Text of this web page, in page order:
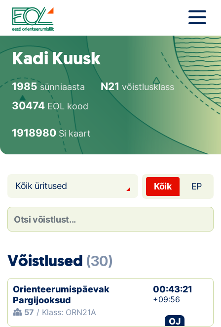
Liigu
sisu
juurde
Uudised
Orienteerujale
Eesti Orienteerumine 100!
Toetamine
Loha
Galerii
Kaardid
Kadi Kuusk
1985sünniaasta N21 võistlusklass
30474 EOL kood
1918980 Si kaart
Kõik üritused Kõik EP
Võistlused (30)
Orienteerumispäevak
Pargijooksud
57 / Klass: ORN21A
00:43:21
+09:56
OJ